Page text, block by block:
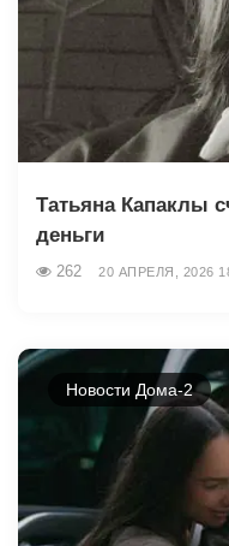
Татьяна Капаклы
деньги
262 20 АПРЕЛЯ, 2026
Новости Дома-2